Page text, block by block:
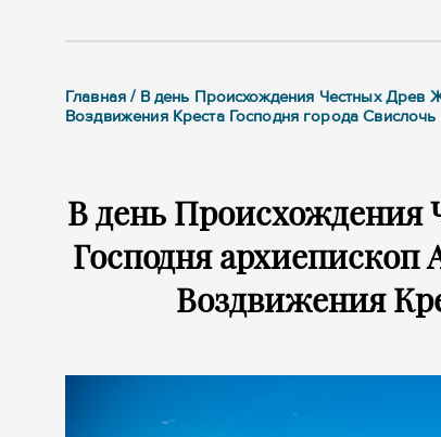
Главная / В день Происхождения Честных Древ
Воздвижения Креста Господня города Свислочь
В день Происхождения
Господня
Воздвижения